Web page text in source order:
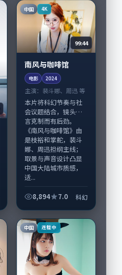
在英国完成制作协
同，2025-04-...
中国 4K
99:44
南风与咖啡馆
电影 2024
主演： 裴斗娜、周迅 等
本片将科幻节奏与社
会议题结合，镜头语
言克制而有后劲。
《南风与咖啡馆》由
是枝裕和掌舵，裴斗
娜、周迅担纲主线；
取景与声音设计凸显
中国大陆城市质感，
适...
8,894 7.0 科幻
中国 连载中